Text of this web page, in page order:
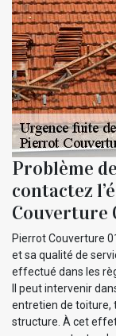
Problème
contactez
Couverture
Pierrot Couverture
et sa qualité de
effectué dans les
Il peut intervenir
entretien de toiture,
structure. À cet